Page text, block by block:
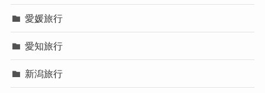
愛媛旅行
愛知旅行
新潟旅行